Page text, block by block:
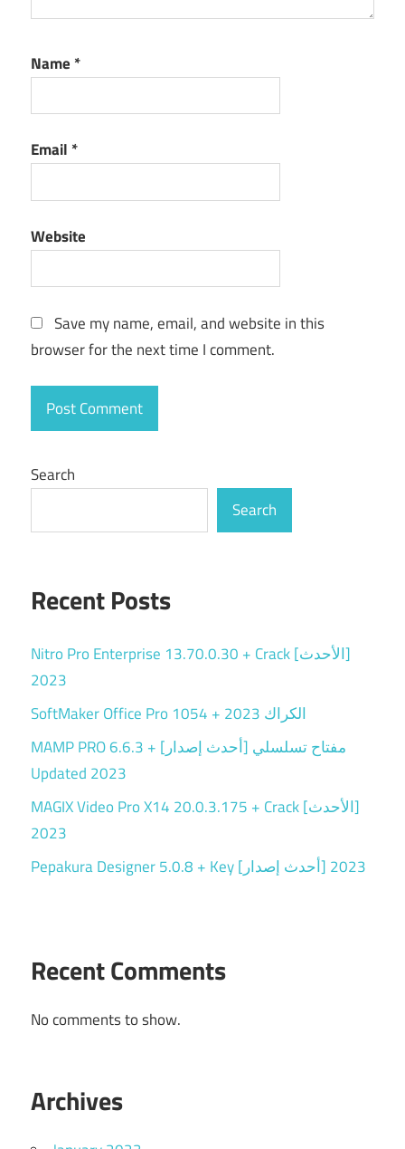
Name *
Email *
Website
Save my name, email, and website in this
browser for the next time I comment.
Search
Search
Recent Posts
Nitro Pro Enterprise 13.70.0.30 + Crack [الأحدث]
2023
SoftMaker Office Pro 1054 + الكراك 2023
MAMP PRO 6.6.3 + مفتاح تسلسلي [أحدث إصدار]
Updated 2023
MAGIX Video Pro X14 20.0.3.175 + Crack [الأحدث]
2023
Pepakura Designer 5.0.8 + Key [أحدث إصدار] 2023
Recent Comments
No comments to show.
Archives